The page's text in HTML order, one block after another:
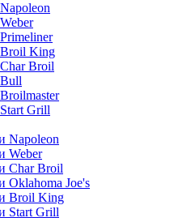
King
Broil
Grill
Napoleon
Weber
Char Broil
Oklahoma Joe's
Broil King
Start Grill